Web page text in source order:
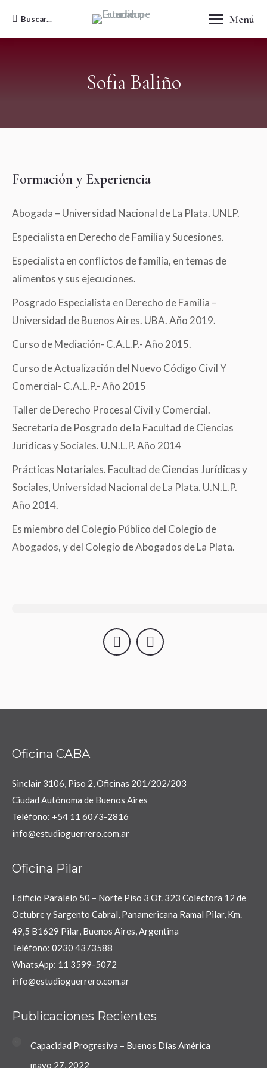
Menú
Buscar:
Buscar...
Sofia Baliño
Formación y Experiencia
Abogada – Universidad Nacional de La Plata. UNLP.
Especialista en Derecho de Familia y Sucesiones.
Especialista en conflictos de familia, en temas de
alimentos y sus ejecuciones.
Posgrado Especialista en Derecho de Familia –
Universidad de Buenos Aires. UBA. Año 2019.
Curso de Mediación- C.A.L.P.- Año 2015.
Curso de Actualización del Nuevo Código Civil Y
Comercial- C.A.L.P.- Año 2015
Taller de Derecho Procesal Civil y Comercial.
Secretaría de Posgrado de la Facultad de Ciencias
Jurídicas y Sociales. U.N.L.P. Año 2014
Prácticas Notariales. Facultad de Ciencias Jurídicas y
Sociales, Universidad Nacional de La Plata. U.N.L.P.
Año 2014.
Es miembro del Colegio Público del Colegio de
Abogados, y del Colegio de Abogados de La Plata.
Oficina CABA
Sinclair 3106, Piso 2, Oficinas 201/202/203
Ciudad Autónoma de Buenos Aires
Teléfono: +54 11 6073-2816
info@estudioguerrero.com.ar
Oficina Pilar
Edificio Paralelo 50 – Norte Piso 3 Of. 323 Colectora 12 de
Octubre y Sargento Cabral, Panamericana Ramal Pilar, Km.
49,5 B1629 Pilar, Buenos Aires, Argentina
Teléfono: 0230 4373588
WhatsApp: 11 3599-5072
info@estudioguerrero.com.ar
Publicaciones Recientes
Capacidad Progresiva – Buenos Días América
mayo 27, 2022